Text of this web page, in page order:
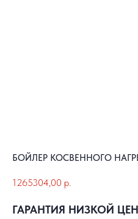
БОЙЛЕР КОСВЕННОГО
1265304,00 р.
ГАРАНТИЯ НИЗКОЙ